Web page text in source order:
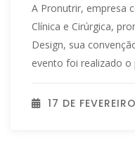
A Pronutrir, empresa
Clínica e Cirúrgica,
Design, sua
evento foi realizado o
17 DE